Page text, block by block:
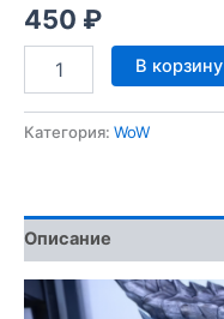
450 ₽
Количество
товара
Wrynn
Model
В корзину
Категория: WoW
Описание